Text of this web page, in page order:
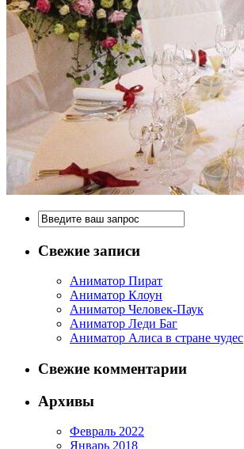
Свежие записи
Аниматор Пират
Аниматор Клоун
Аниматор Человек-Паук
Аниматор Леди Баг
Аниматор Алиса в стране чудес
Свежие комментарии
Архивы
Февраль 2022
Январь 2018